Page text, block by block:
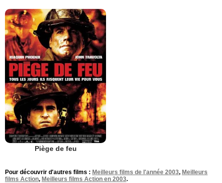
Piège de feu
Pour découvrir d'autres films : Meilleurs films de l'année 2003, Meilleurs
films Action, Meilleurs films Action en 2003.